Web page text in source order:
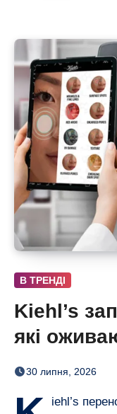
В ТРЕНДІ
Kiehl’s
які
підходиш
30 липня, 2026
iehl’s